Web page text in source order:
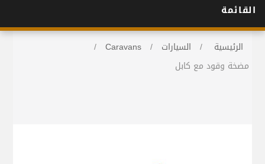
القائمة
الرئيسية / السيارات /
Caravans
/
مضخة وقود مع كابل